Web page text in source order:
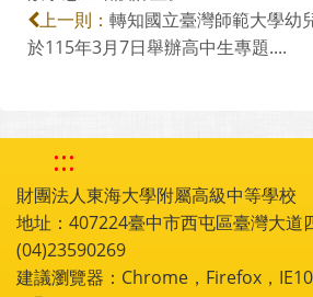
下一則： 轉知115 年度臺中市推動
故事志工培訓計畫。
:::
財團法人東海大學附屬高級中等學校
地址：407224臺中市西屯區臺灣大道